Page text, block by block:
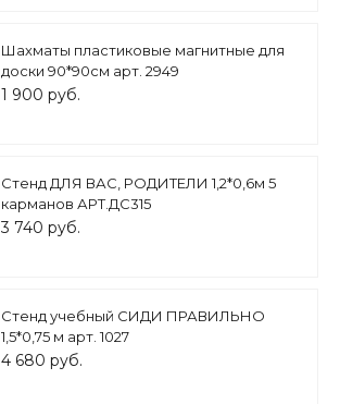
Шахматы пластиковые магнитные для
доски 90*90см арт. 2949
1 900 руб.
Стенд ДЛЯ ВАС, РОДИТЕЛИ 1,2*0,6м 5
карманов АРТ.ДС315
3 740 руб.
Стенд учебный СИДИ ПРАВИЛЬНО
1,5*0,75 м арт. 1027
4 680 руб.